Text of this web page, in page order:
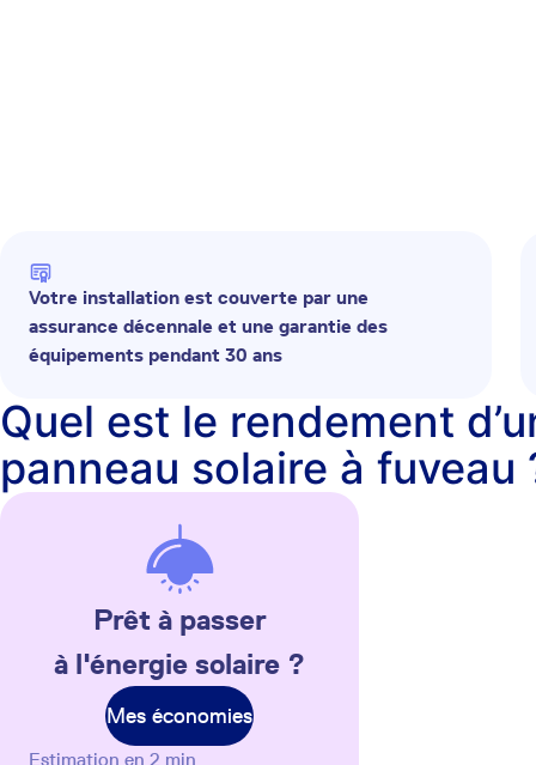
Votre installation est couverte par une
assurance décennale et une garantie des
équipements pendant 30 ans
Quel est le rendement
panneau solaire à fuveau
Prêt à passer
à l'énergie solaire ?
Mes économies
Estimation en 2 min